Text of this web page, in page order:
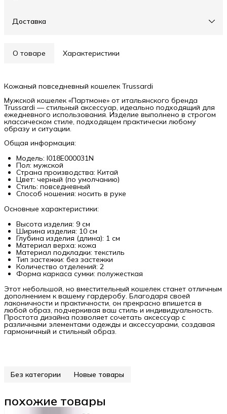
Доставка
О товаре Характеристики
Кожаный повседневный кошелек Trussardi
Мужской кошелек «Партмоне» от итальянского бренда
Trussardi — стильный аксессуар, идеально подходящий для
ежедневного использования. Изделие выполнено в строгом
классическом стиле, подходящем практически любому
образу и ситуации.
Общая информация:
Модель: I018E000031N
Пол: мужской
Страна производства: Китай
Цвет: черный (по умолчанию)
Стиль: повседневный
Способ ношения: носить в руке
Основные характеристики:
Высота изделия: 9 см
Ширина изделия: 10 см
Глубина изделия (длина): 1 см
Материал верха: кожа
Материал подкладки: текстиль
Тип застежки: без застежки
Количество отделений: 2
Форма каркаса сумки: полужесткая
Этот небольшой, но вместительный кошелек станет отличным
дополнением к вашему гардеробу. Благодаря своей
лаконичности и практичности, он прекрасно впишется в
любой образ, подчеркивая ваш стиль и индивидуальность.
Простота дизайна позволяет сочетать аксессуар с
различными элементами одежды и аксессуарами, создавая
гармоничный и стильный образ.
Без категории Новые товары
похожие товары